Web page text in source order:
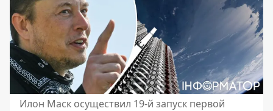
Илон Маск осуществил 19-й запуск первой